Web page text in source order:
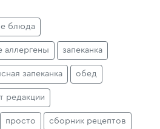
блюда
аллергены запеканка
запеканка обед
редакции
просто сборник рецептов